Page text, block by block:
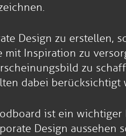
Design zu erstellen,
mit Inspiration zu
zu
dabei berücksichtigt
ist ein
Design